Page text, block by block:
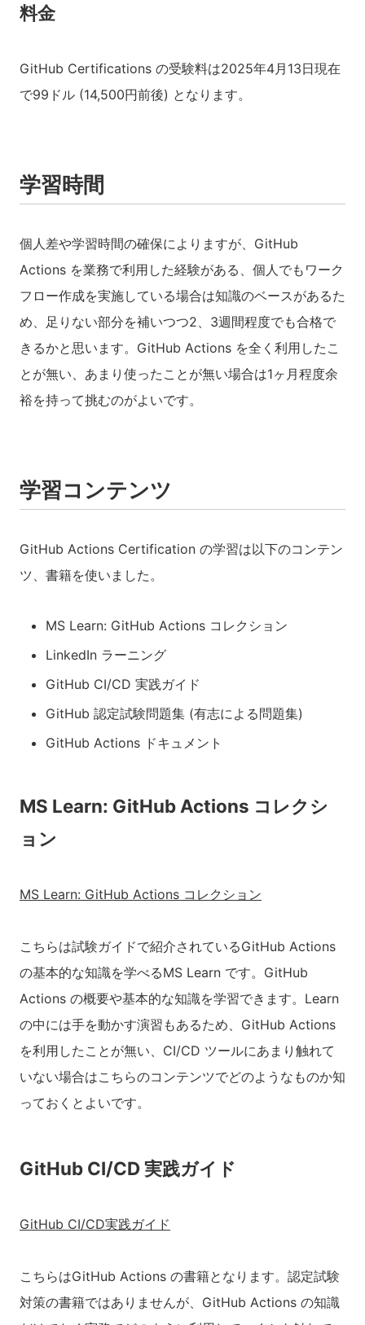
料金
GitHub Certifications の受験料は2025年4月13日現在
で99ドル (14,500円前後) となります。
学習時間
個人差や学習時間の確保によりますが、GitHub
Actions を業務で利用した経験がある、個人でもワーク
フロー作成を実施している場合は知識のベースがあるた
め、足りない部分を補いつつ2、3週間程度でも合格で
きるかと思います。GitHub Actions を全く利用したこ
とが無い、あまり使ったことが無い場合は1ヶ月程度余
裕を持って挑むのがよいです。
学習コンテンツ
GitHub Actions Certification の学習は以下のコンテン
ツ、書籍を使いました。
MS Learn: GitHub Actions コレクション
LinkedIn ラーニング
GitHub CI/CD 実践ガイド
GitHub 認定試験問題集 (有志による問題集)
GitHub Actions ドキュメント
MS Learn: GitHub Actions コレクシ
ョン
MS Learn: GitHub Actions コレクション
こちらは試験ガイドで紹介されているGitHub Actions
の基本的な知識を学べるMS Learn です。GitHub
Actions の概要や基本的な知識を学習できます。Learn
の中には手を動かす演習もあるため、GitHub Actions
を利用したことが無い、CI/CD ツールにあまり触れて
いない場合はこちらのコンテンツでどのようなものか知
っておくとよいです。
GitHub CI/CD 実践ガイド
GitHub CI/CD実践ガイド
こちらはGitHub Actions の書籍となります。認定試験
対策の書籍ではありませんが、GitHub Actions の知識